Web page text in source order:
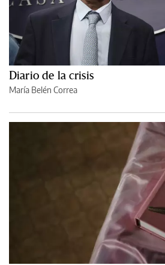
Diario de la crisis
María Belén Correa